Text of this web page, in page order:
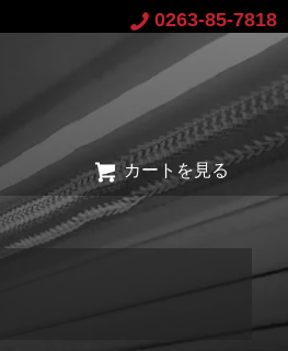
0263-85-7818
カートを見る